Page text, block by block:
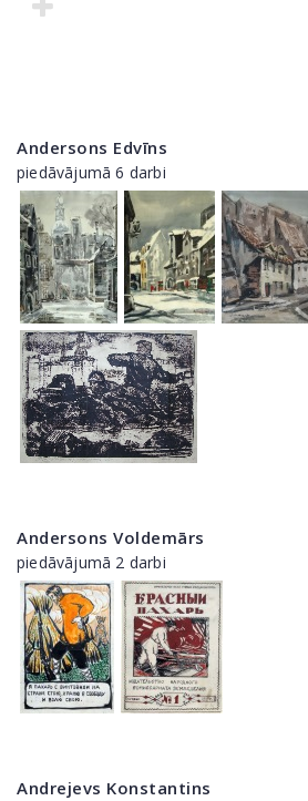
Andersons Edvīns
piedāvājumā 6 darbi
Andersons Voldemārs
piedāvājumā 2 darbi
Andrejevs Konstantins